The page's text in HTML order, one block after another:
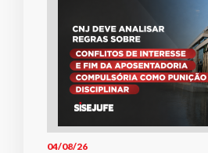
04/08/26